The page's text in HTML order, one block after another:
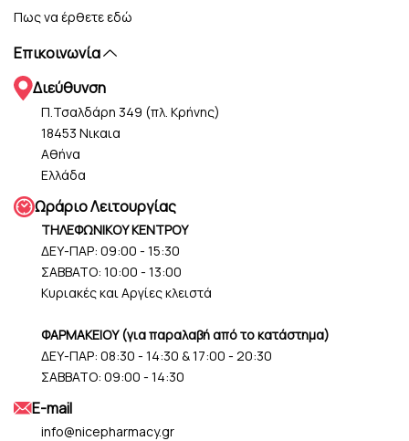
Πως να έρθετε εδώ
Επικοινωνία
Διεύθυνση
Π.Τσαλδάρη 349 (πλ. Κρήνης)
18453 Νικαια
Αθήνα
Ελλάδα
Ωράριο Λειτουργίας
ΤΗΛΕΦΩΝΙΚΟΥ ΚΕΝΤΡΟΥ
ΔΕΥ-ΠΑΡ: 09:00 - 15:30
ΣΑΒΒΑΤΟ: 10:00 - 13:00
Κυριακές και Αργίες κλειστά
ΦΑΡΜΑΚΕΙΟΥ (για παραλαβή από το κατάστημα)
ΔΕΥ-ΠΑΡ: 08:30 - 14:30 & 17:00 - 20:30
ΣΑΒΒΑΤΟ: 09:00 - 14:30
Ε-mail
info@nicepharmacy.gr